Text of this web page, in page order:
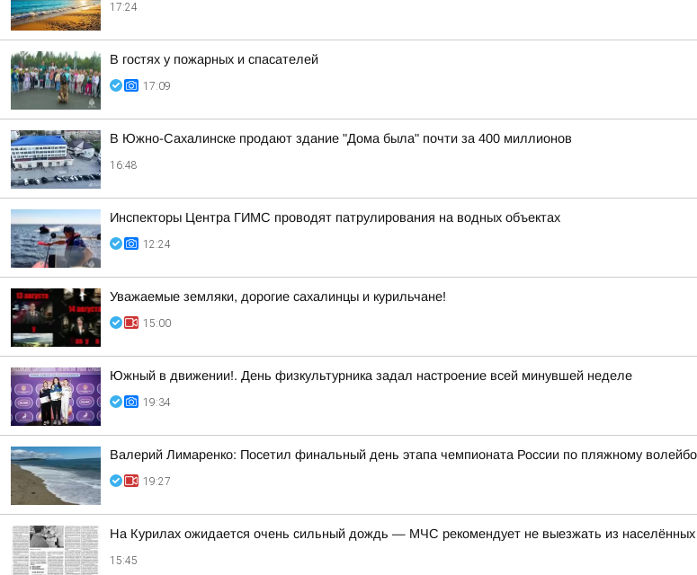
17:24
В гостях у пожарных и спасателей
17:09
В Южно-Сахалинске продают здание "Дома была" почти за 400 миллионов
16:48
Инспекторы Центра ГИМС проводят патрулирования на водных объектах
12:24
Уважаемые земляки, дорогие сахалинцы и курильчане!
15:00
Южный в движении!. День физкультурника задал настроение всей минувшей неделе
19:34
Валерий Лимаренко: Посетил финальный день этапа чемпионата России по пляжному
19:27
На Курилах ожидается очень сильный дождь — МЧС рекомендует не выезжать из населённых
15:45